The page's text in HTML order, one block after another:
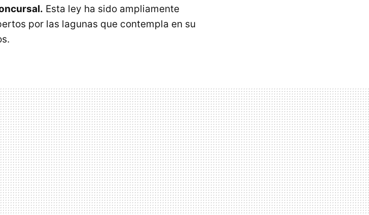
Esta ley ha sido ampliamente
por las lagunas que contempla en su